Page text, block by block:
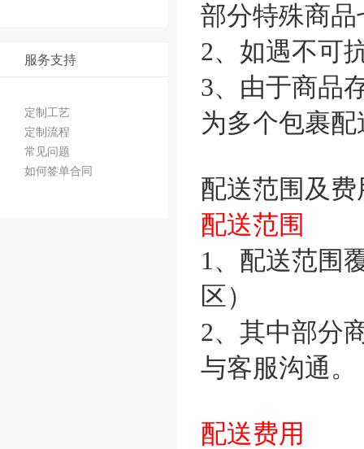
服务支持
定制工艺
定制流程
常见问题
如何签单合同
部分特殊商
2、如遇不可
3、由于商品
为多个包裹
配送范围及费
配送范围
1、配送范围
区）
2、其中部分
与客服沟通。
配送费用